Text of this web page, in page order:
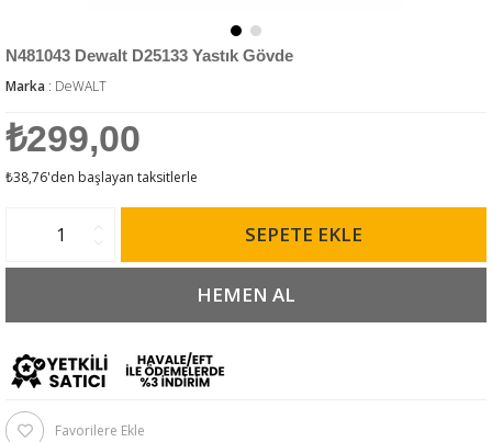
N481043 Dewalt D25133 Yastık Gövde
Marka : DeWALT
₺299,00
₺38,76'den başlayan taksitlerle
Favorilere Ekle